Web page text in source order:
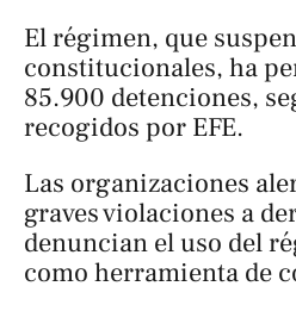
El régimen, que
constitucionales, ha
85.900 detenciones,
recogidos por EFE.
Las organizaciones
graves violaciones a
denuncian el uso del
como herramienta de